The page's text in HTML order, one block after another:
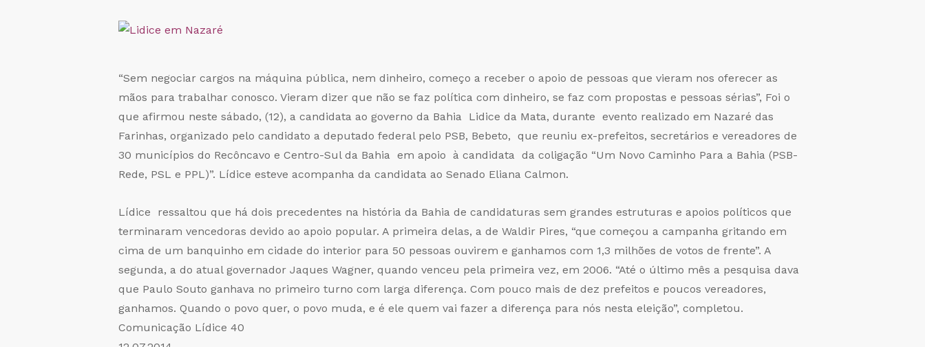
“Sem negociar cargos na máquina pública, nem dinheiro, começo a receber o apoio de pessoas que vieram nos oferecer as
mãos para trabalhar conosco. Vieram dizer que não se faz política com dinheiro, se faz com propostas e pessoas sérias”, Foi o
que afirmou neste sábado, (12), a candidata ao governo da Bahia Lidice da Mata, durante evento realizado em Nazaré das
Farinhas, organizado pelo candidato a deputado federal pelo PSB, Bebeto, que reuniu ex-prefeitos, secretários e vereadores de
30 municípios do Recôncavo e Centro-Sul da Bahia em apoio à candidata da coligação “Um Novo Caminho Para a Bahia (PSB-
Rede, PSL e PPL)”. Lídice esteve acompanha da candidata ao Senado Eliana Calmon.
Lídice ressaltou que há dois precedentes na história da Bahia de candidaturas sem grandes estruturas e apoios políticos que
terminaram vencedoras devido ao apoio popular. A primeira delas, a de Waldir Pires, “que começou a campanha gritando em
cima de um banquinho em cidade do interior para 50 pessoas ouvirem e ganhamos com 1,3 milhões de votos de frente”. A
segunda, a do atual governador Jaques Wagner, quando venceu pela primeira vez, em 2006. “Até o último mês a pesquisa dava
que Paulo Souto ganhava no primeiro turno com larga diferença. Com pouco mais de dez prefeitos e poucos vereadores,
ganhamos. Quando o povo quer, o povo muda, e é ele quem vai fazer a diferença para nós nesta eleição”, completou.
Comunicação Lídice 40